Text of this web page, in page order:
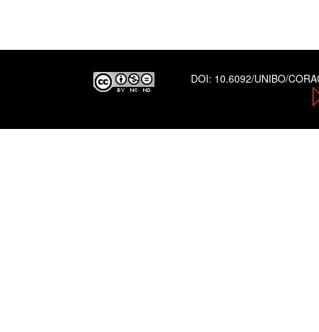
DOI: 10.6092/UNIBO/